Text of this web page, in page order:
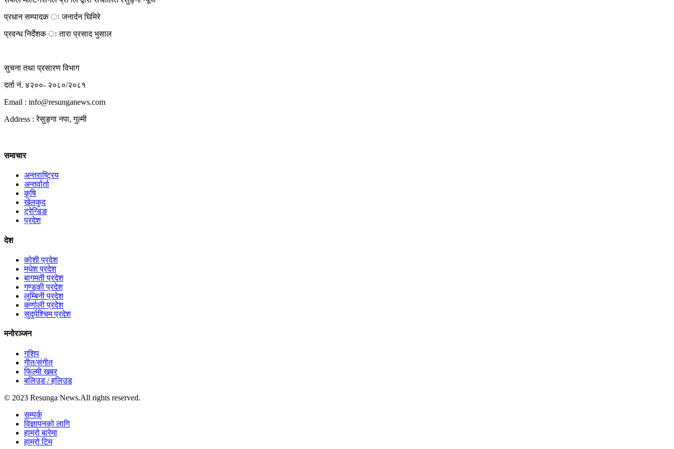
प्रधान सम्पादक ः जनार्दन घिमिरे
प्रवन्ध निर्देशक ः तारा प्रसाद भुसाल
सुचना तथा प्रसारण विभाग
दर्ता नं. ४२००- २०८०/२०८१
Email : info@resunganews.com
Address : रेसुङ्गा नपा, गुल्मी
समाचार
अन्तराष्ट्रिय
अन्तर्वार्ता
कृषि
खेलकुद
ट्रेन्डिङ
प्रदेश
देश
कोशी प्रदेश
मधेश प्रदेश
बागमती प्रदेश
गण्डकी प्रदेश
लुम्बिनी प्रदेश
कर्णाली प्रदेश
सुदुर्पश्चिम प्रदेश
मनोरञ्जन
गशिप
गीत/संगीत
फिल्मी खबर
बलिउड / हलिउड
© 2023 Resunga News.All rights reserved.
सम्पर्क
विज्ञापनको लागि
हाम्रो बारेमा
हाम्रो टिम